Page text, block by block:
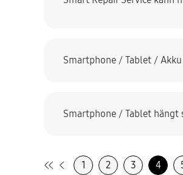
Smartphone / Tablet /
Smartphone / Tablet hängt
1 2 3 4